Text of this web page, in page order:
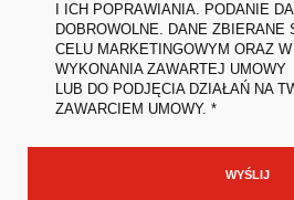
I ICH POPRAWIANIA. PODANIE
DOBROWOLNE. DANE ZBIERANE
CELU MARKETINGOWYM ORAZ W
WYKONANIA ZAWARTEJ UMOWY
LUB DO PODJĘCIA DZIAŁAŃ NA
ZAWARCIEM UMOWY. *